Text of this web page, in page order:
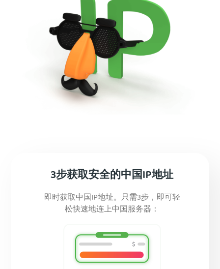
3步获取安全的中国IP地址
即时获取中国IP地址。只需3步，即可轻
松快速地连上中国服务器：